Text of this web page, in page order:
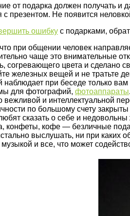
от подарка должен получать и
с презентом. Не появится
ошибку с подарками,
при общении человек
чаще это внимательные
согревающего цвета и сделано
железных вещей и не тратьте
наблюдает при беседе только
для фотографий, фотоаппараты
вежливой и интеллектуальной
по большому счету
сказать о себе и
конфеты, кофе — безличные
выслушать, ни при каких
и все, что может